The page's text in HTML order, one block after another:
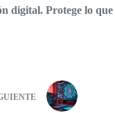
digital. Protege lo que